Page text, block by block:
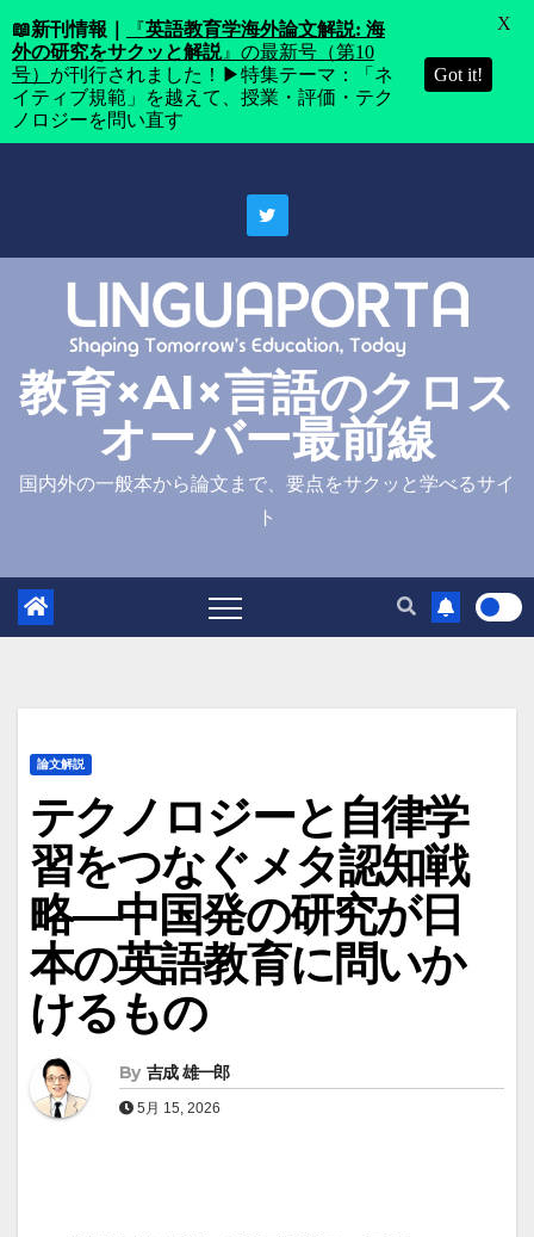
教育×AI×言語のクロス
オーバー最前線
国内外の一般本から論文まで、要点をサクッと学べるサイ
ト
論文解説
テクノロジーと自律学
習をつなぐメタ認知戦
略―中国発の研究が日
本の英語教育に問いか
けるもの
By 吉成 雄一郎
5月 15, 2026
📖新刊情報｜ 『英語教育学海外論文解説: 海
外の研究をサクッと解説』の最新号（第10
号） が刊行されました！▶特集テーマ：「ネ
イティブ規範」を越えて、授業・評価・テク
ノロジーを問い直す
Got it!
X